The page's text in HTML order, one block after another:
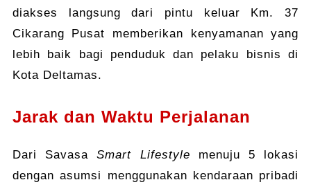
diakses langsung dari pintu keluar Km. 37
Cikarang Pusat memberikan kenyamanan yang
lebih baik bagi penduduk dan pelaku bisnis di
Kota Deltamas.
Jarak dan Waktu Perjalanan
Dari SavasaSmart Lifestyle menuju 5 lokasi
dengan asumsi menggunakan kendaraan pribadi